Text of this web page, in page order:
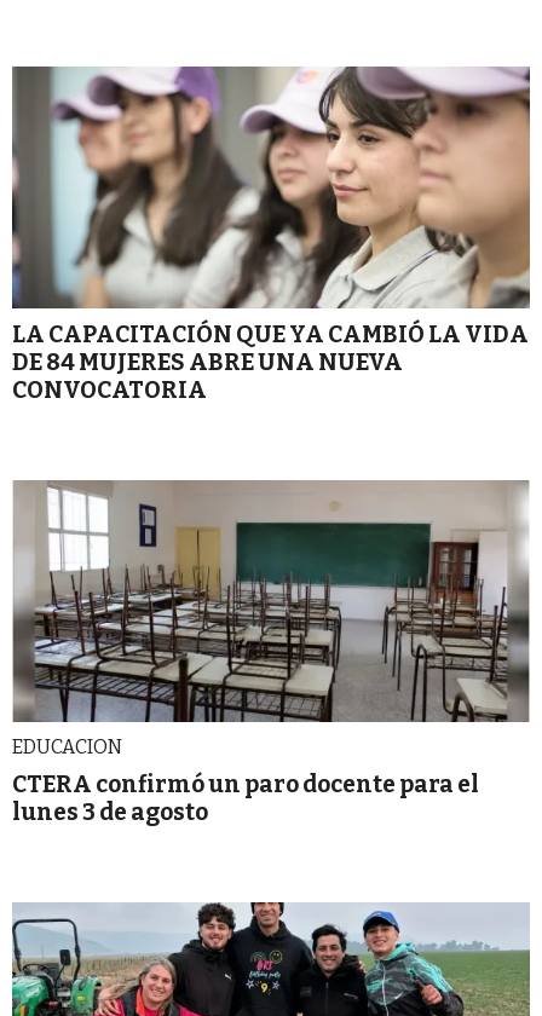
LA CAPACITACIÓN QUE YA CAMBIÓ LA VIDA
DE 84 MUJERES ABRE UNA NUEVA
CONVOCATORIA
EDUCACION
CTERA confirmó un paro docente para el
lunes 3 de agosto